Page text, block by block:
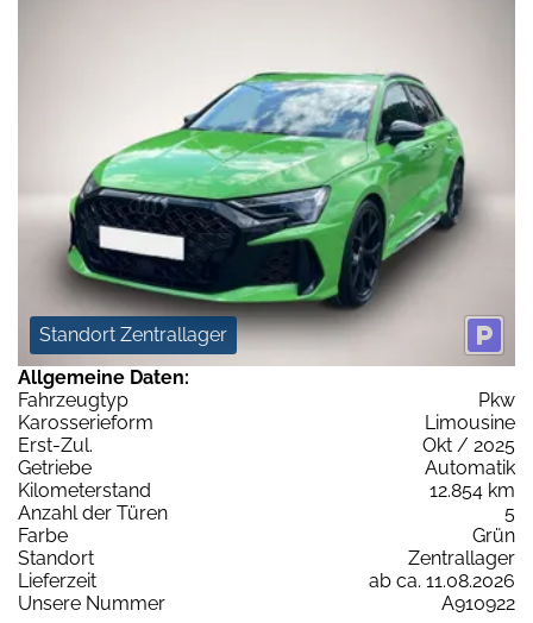
Standort Zentrallager
Allgemeine Daten:
Fahrzeugtyp
Pkw
Karosserieform
Limousine
Erst-Zul.
Okt / 2025
Getriebe
Automatik
Kilometerstand
12.854 km
Anzahl der Türen
5
Farbe
Grün
Standort
Zentrallager
Lieferzeit
ab ca. 11.08.2026
Unsere Nummer
A910922